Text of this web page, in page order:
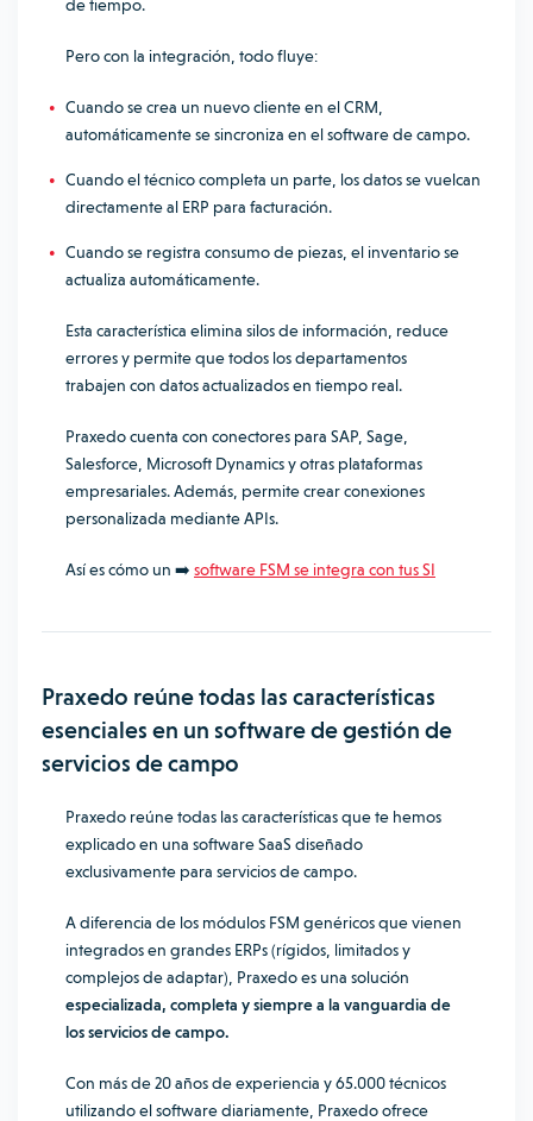
de tiempo.
Pero con la integración, todo fluye:
Cuando se crea un nuevo cliente en el CRM,
automáticamente se sincroniza en el software de campo.
Cuando el técnico completa un parte, los datos se vuelcan
directamente al ERP para facturación.
Cuando se registra consumo de piezas, el inventario se
actualiza automáticamente.
Esta característica elimina silos de información, reduce
errores y permite que todos los departamentos
trabajen con datos actualizados en tiempo real.
Praxedo cuenta con conectores para SAP, Sage,
Salesforce, Microsoft Dynamics y otras plataformas
empresariales. Además, permite crear conexiones
personalizada mediante APIs.
Así es cómo un ➡️ software FSM se integra con tus SI
Praxedo reúne todas las características
esenciales en un software de gestión de
servicios de campo
Praxedo reúne todas las características que te hemos
explicado en una software SaaS diseñado
exclusivamente para servicios de campo.
A diferencia de los módulos FSM genéricos que vienen
integrados en grandes ERPs (rígidos, limitados y
complejos de adaptar), Praxedo es una solución
especializada, completa y siempre a la vanguardia de
los servicios de campo.
Con más de 20 años de experiencia y 65.000 técnicos
utilizando el software diariamente, Praxedo ofrece